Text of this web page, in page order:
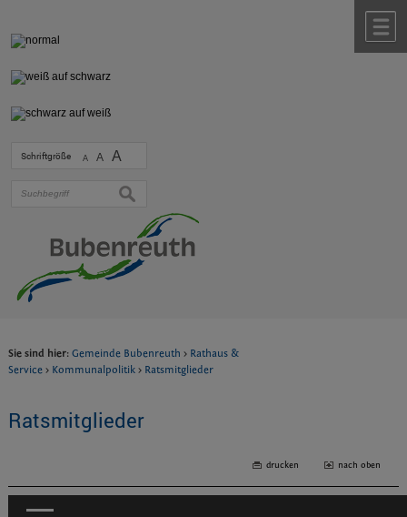
Schriftgröße A A A
suchen
Sie sind hier: Gemeinde Bubenreuth > Rathaus &
Service > Kommunalpolitik > Ratsmitglieder
Ratsmitglieder
drucken nach oben